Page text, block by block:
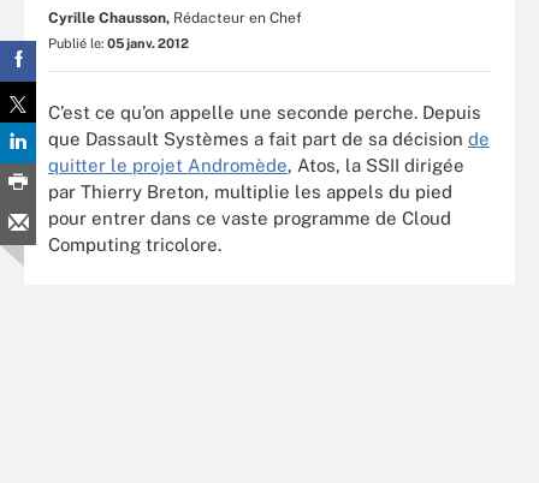
Cyrille Chausson, Rédacteur en Chef
Publié le: 05 janv. 2012
C’est ce qu’on appelle une seconde perche. Depuis
que Dassault Systèmes a fait part de sa décision de
quitter le projet Andromède, Atos, la SSII dirigée
par Thierry Breton, multiplie les appels du pied
pour entrer dans ce vaste programme de Cloud
Computing tricolore.